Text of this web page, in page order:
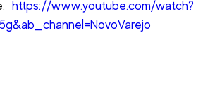
https://www.youtube.com/watch?